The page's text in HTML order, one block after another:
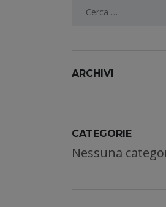
per:
ARCHIVI
CATEGORIE
Nessuna